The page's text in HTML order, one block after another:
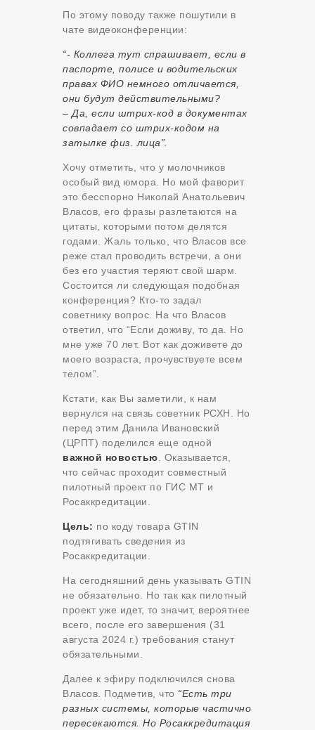
По этому поводу также пошутили в
чате видеоконференции:
“- Коллега тут спрашивает, если в
паспорте, полисе и водительских
правах ФИО немного отличается,
они будут действительными?
– Да, если штрих-код в документах
совпадает со штрих-кодом на
затылке физ. лица”.
Хочу отметить, что у молочников
особый вид юмора. Но мой фаворит
это бесспорно Николай Анатольевич
Власов, его фразы разлетаются на
цитаты, которыми потом делятся
годами. Жаль только, что Власов все
реже стал проводить встречи, а они
без его участия теряют свой шарм.
Состоится ли следующая подобная
конференция? Кто-то задал
советнику вопрос. На что Власов
ответил, что “Если доживу, то да. Но
мне уже 70 лет. Вот как доживете до
моего возраста, прочувствуете всем
телом”.
Кстати, как Вы заметили, к нам
вернулся на связь советник РСХН. Но
перед этим Данила Ивановский
(ЦРПТ) поделился еще одной
важной новостью . Оказывается,
что сейчас проходит совместный
пилотный проект по ГИС МТ и
Росаккредитации.
Цель: по коду товара GTIN
подтягивать сведения из
Росаккредитации.
На сегодняшний день указывать GTIN
не обязательно. Но так как пилотный
проект уже идет, то значит, вероятнее
всего, после его завершения (31
августа 2024 г.) требования станут
обязательными.
Далее к эфиру подключился снова
Власов. Подметив, что “Есть три
разных системы, которые частично
пересекаются. Но Росаккредитация